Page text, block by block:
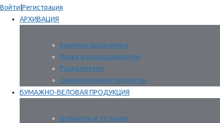
Войти Регистрация
АРХИВАЦИЯ
Карманы прозрачные
Папки и скоросшиватели
Разделители
Самоклеящиеся продукты
БУМАЖНО-БЕЛОВАЯ ПРОДУКЦИЯ
Блокноты и тетради